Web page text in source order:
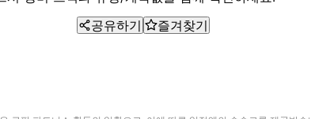
공유하기
즐겨찾기